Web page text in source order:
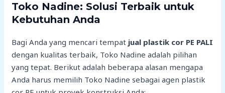
Toko Nadine: Solusi Terbaik untuk
Kebutuhan Anda
Bagi Anda yang mencari tempat jual plastik cor PE PALI
dengan kualitas terbaik, Toko Nadine adalah pilihan
yang tepat. Berikut adalah beberapa alasan mengapa
Anda harus memilih Toko Nadine sebagai agen plastik